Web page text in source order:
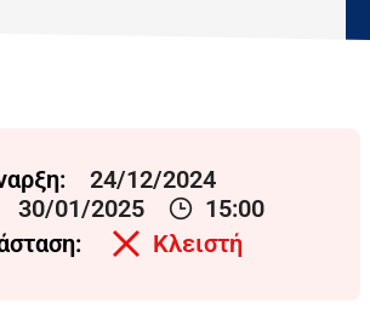
24/12/2024
30/01/2025
15:00
Κλειστή